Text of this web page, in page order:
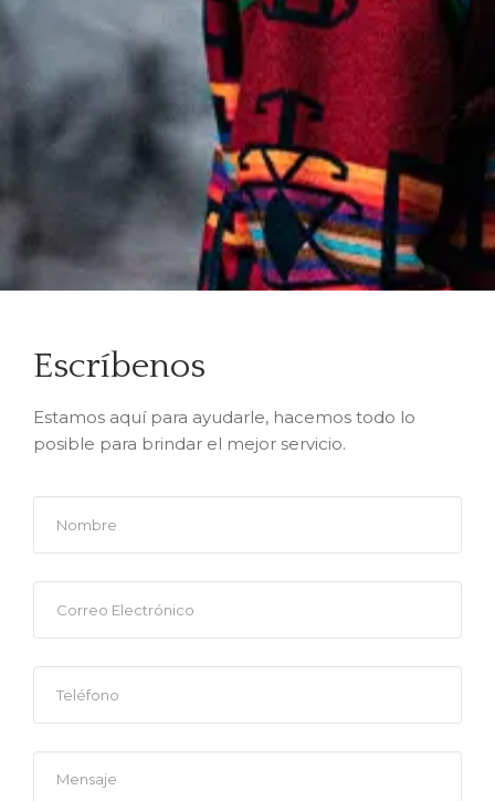
Escríbenos
Estamos aquí para ayudarle, hacemos todo lo
posible para brindar el mejor servicio.